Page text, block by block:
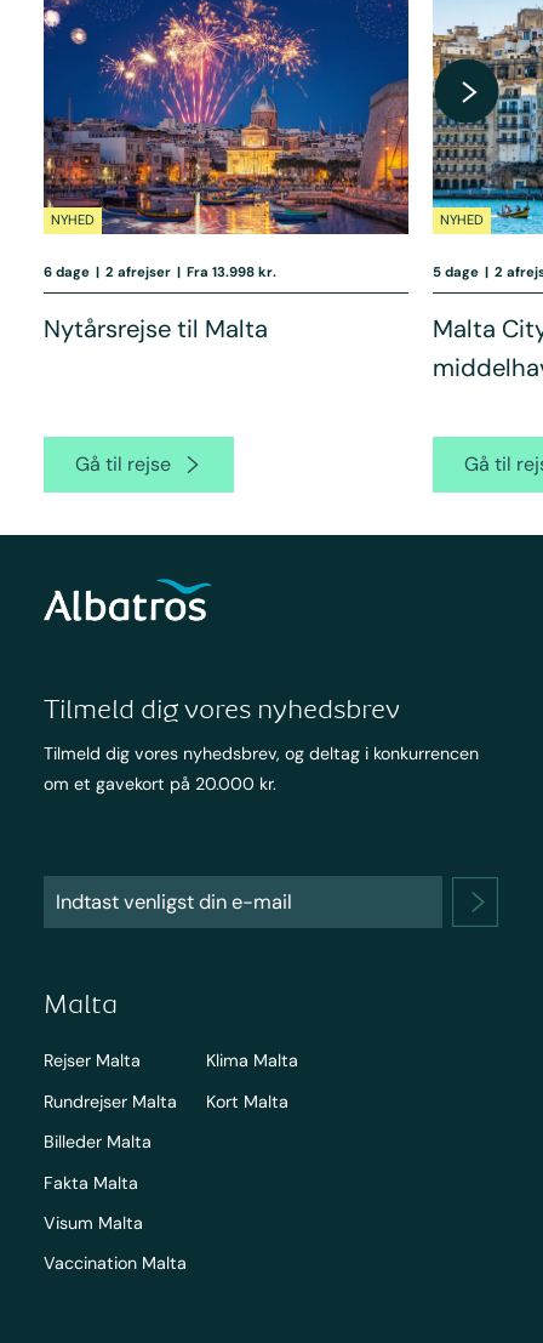
NYHED
6 dage | 2 afrejser | Fra 13.998 kr.
Nytårsrejse til Malta
Gå til rejse
NYHED
5 dage | 2
Malta
Gå til
Tilmeld dig vores nyhedsbrev
Tilmeld dig vores nyhedsbrev, og deltag i konkurrencen
om et gavekort på 20.000 kr.
Malta
Rejser Malta
Rundrejser Malta
Billeder Malta
Fakta Malta
Visum Malta
Vaccination Malta
Klima Malta
Kort Malta